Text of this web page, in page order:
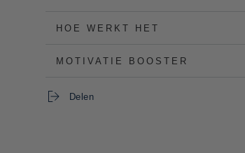
File
HOE WERKT HET
MOTIVATIE BOOSTER
Delen